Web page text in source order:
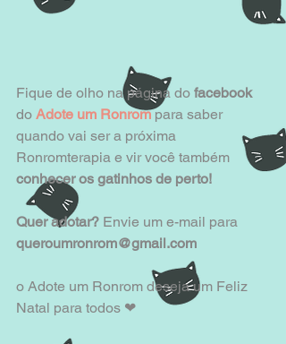
Fique de olho na página do facebook
do Adote um Ronrom para saber
quando vai ser a próxima
Ronromterapia e vir você também
conhecer os gatinhos de perto!
Quer adotar? Envie um e-mail para
queroumronrom@gmail.com
o Adote um Ronrom deseja um Feliz
Natal para todos ❤